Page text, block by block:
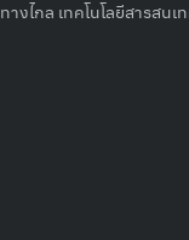
งไกล เทคโนโลยีสารสนเ